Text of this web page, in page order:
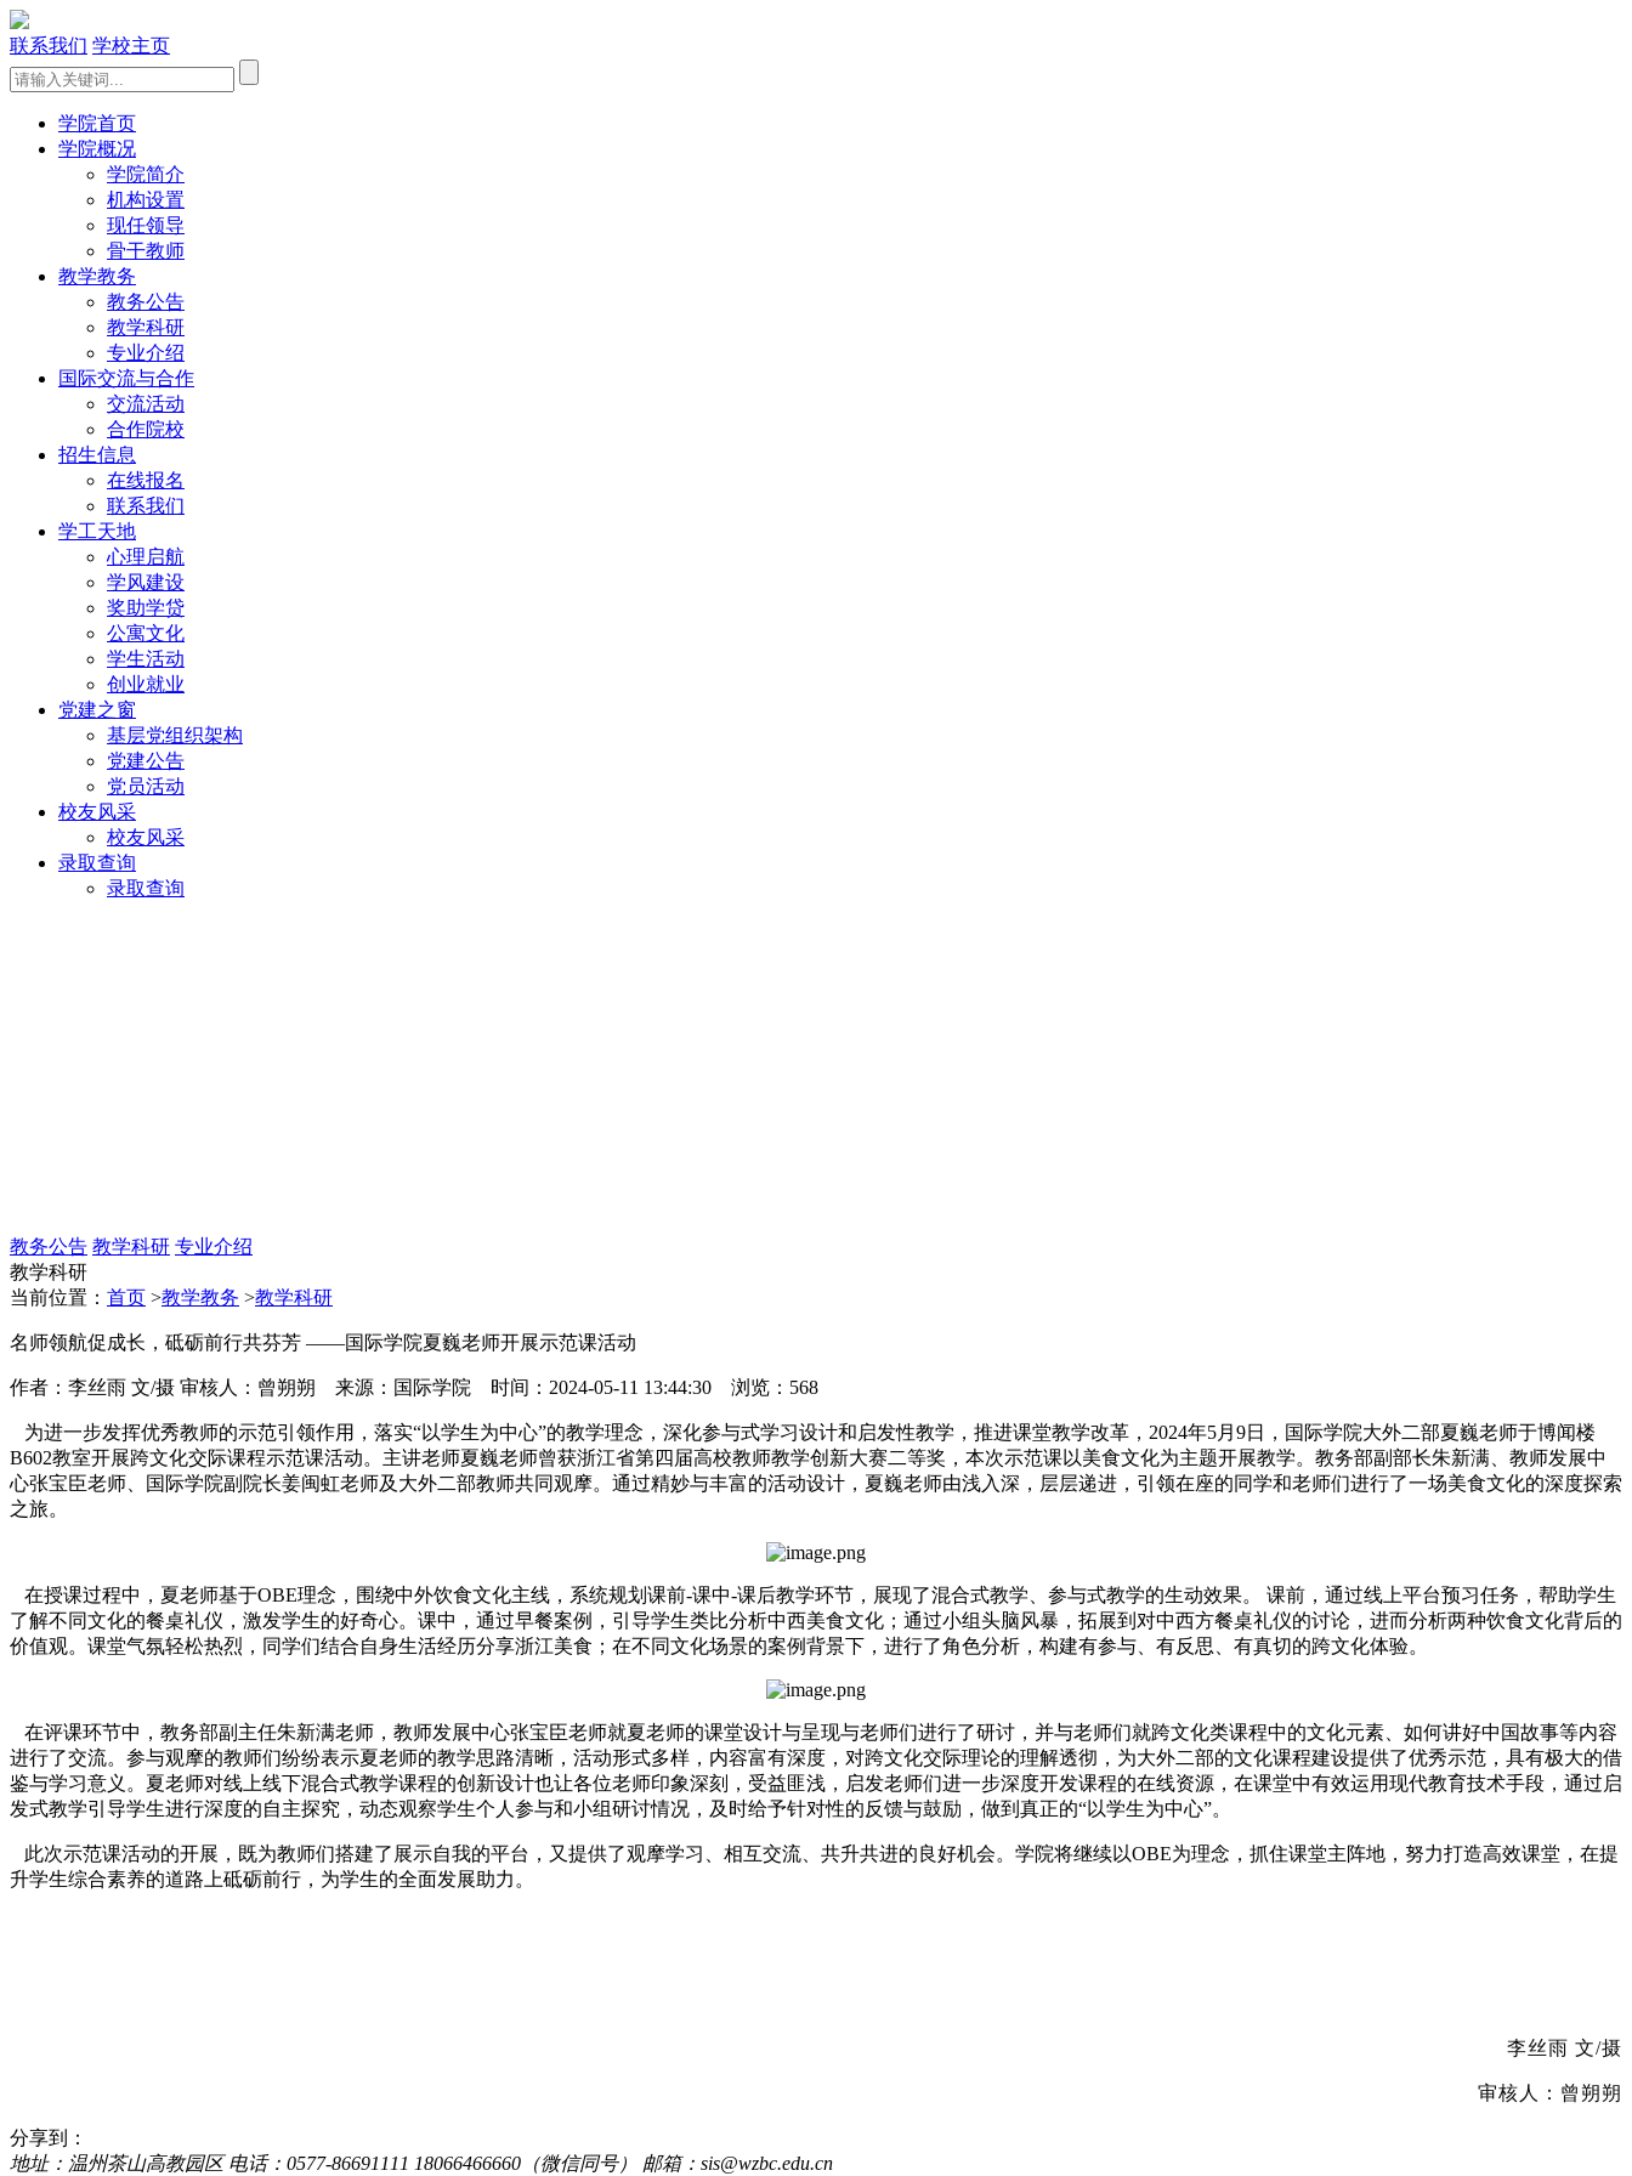
联系我们 学校主页
学院首页
学院概况
学院简介
机构设置
现任领导
骨干教师
教学教务
教务公告
教学科研
专业介绍
国际交流与合作
交流活动
合作院校
招生信息
在线报名
联系我们
学工天地
心理启航
学风建设
奖助学贷
公寓文化
学生活动
创业就业
党建之窗
基层党组织架构
党建公告
党员活动
校友风采
校友风采
录取查询
录取查询
教务公告 教学科研 专业介绍
教学科研
当前位置： 首页 >教学教务 >教学科研
名师领航促成长，砥砺前行共芬芳 ——国际学院夏巍老师开展示范课活动
作者：李丝雨 文/摄 审核人：曾朔朔 来源：国际学院 时间：2024-05-11 13:44:30 浏览： 568
为进一步发挥优秀教师的示范引领作用，落实“以学生为中心”的教学理念，深化参与式学习设计和启发性教学，推进课堂教学改革，2024年5月9日，国际学院大外二部夏巍老师于博闻楼
B602教室开展跨文化交际课程示范课活动。主讲老师夏巍老师曾获浙江省第四届高校教师教学创新大赛二等奖，本次示范课以美食文化为主题开展教学。教务部副部长朱新满、教师发展中
心张宝臣老师、国际学院副院长姜闽虹老师及大外二部教师共同观摩。通过精妙与丰富的活动设计，夏巍老师由浅入深，层层递进，引领在座的同学和老师们进行了一场美食文化的深度探索
之旅。
在授课过程中，夏老师基于OBE理念，围绕中外饮食文化主线，系统规划课前-课中-课后教学环节，展现了混合式教学、参与式教学的生动效果。 课前，通过线上平台预习任务，帮助学生
了解不同文化的餐桌礼仪，激发学生的好奇心。课中，通过早餐案例，引导学生类比分析中西美食文化；通过小组头脑风暴，拓展到对中西方餐桌礼仪的讨论，进而分析两种饮食文化背后的
价值观。课堂气氛轻松热烈，同学们结合自身生活经历分享浙江美食；在不同文化场景的案例背景下，进行了角色分析，构建有参与、有反思、有真切的跨文化体验。
在评课环节中，教务部副主任朱新满老师，教师发展中心张宝臣老师就夏老师的课堂设计与呈现与老师们进行了研讨，并与老师们就跨文化类课程中的文化元素、如何讲好中国故事等内容
进行了交流。参与观摩的教师们纷纷表示夏老师的教学思路清晰，活动形式多样，内容富有深度，对跨文化交际理论的理解透彻，为大外二部的文化课程建设提供了优秀示范，具有极大的借
鉴与学习意义。夏老师对线上线下混合式教学课程的创新设计也让各位老师印象深刻，受益匪浅，启发老师们进一步深度开发课程的在线资源，在课堂中有效运用现代教育技术手段，通过启
发式教学引导学生进行深度的自主探究，动态观察学生个人参与和小组研讨情况，及时给予针对性的反馈与鼓励，做到真正的“以学生为中心”。
此次示范课活动的开展，既为教师们搭建了展示自我的平台，又提供了观摩学习、相互交流、共升共进的良好机会。学院将继续以OBE为理念，抓住课堂主阵地，努力打造高效课堂，在提
升学生综合素养的道路上砥砺前行，为学生的全面发展助力。
李丝雨 文/摄
审核人：曾朔朔
分享到：
地址：温州茶山高教园区 电话：0577-86691111 18066466660（微信同号） 邮箱：sis@wzbc.edu.cn